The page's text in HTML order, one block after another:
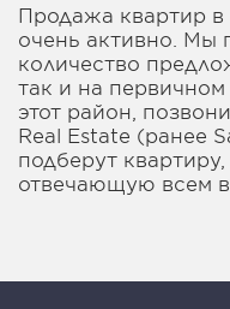
Продажа квартир в
очень активно. Мы
количество
так и на
этот район,
Real Estate (ранее
подберут
отвечающую всем